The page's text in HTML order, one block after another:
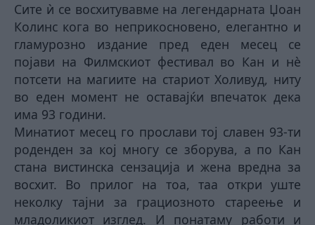
Сите ѝ се восхитувавме на легендарната Џоан
Колинс кога во неприкосновено, елегантно и
гламурозно издание пред еден месец се
појави на Филмскиот фестивал во Кан и нè
потсети на магиите на стариот Холивуд, ниту
во еден момент не оставајќи впечаток дека
има 93 години.
Минатиот месец го прослави тој славен 93-ти
роденден за кој многу се зборува, а по Кан
стана вистинска сензација и жена вредна за
восхит. Во прилог на тоа, таа откри уште
неколку тајни за грациозното стареење и
младоликиот изглед. И понатаму работи и